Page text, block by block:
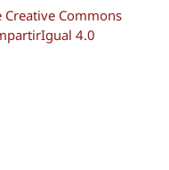
Creative Commons
4.0